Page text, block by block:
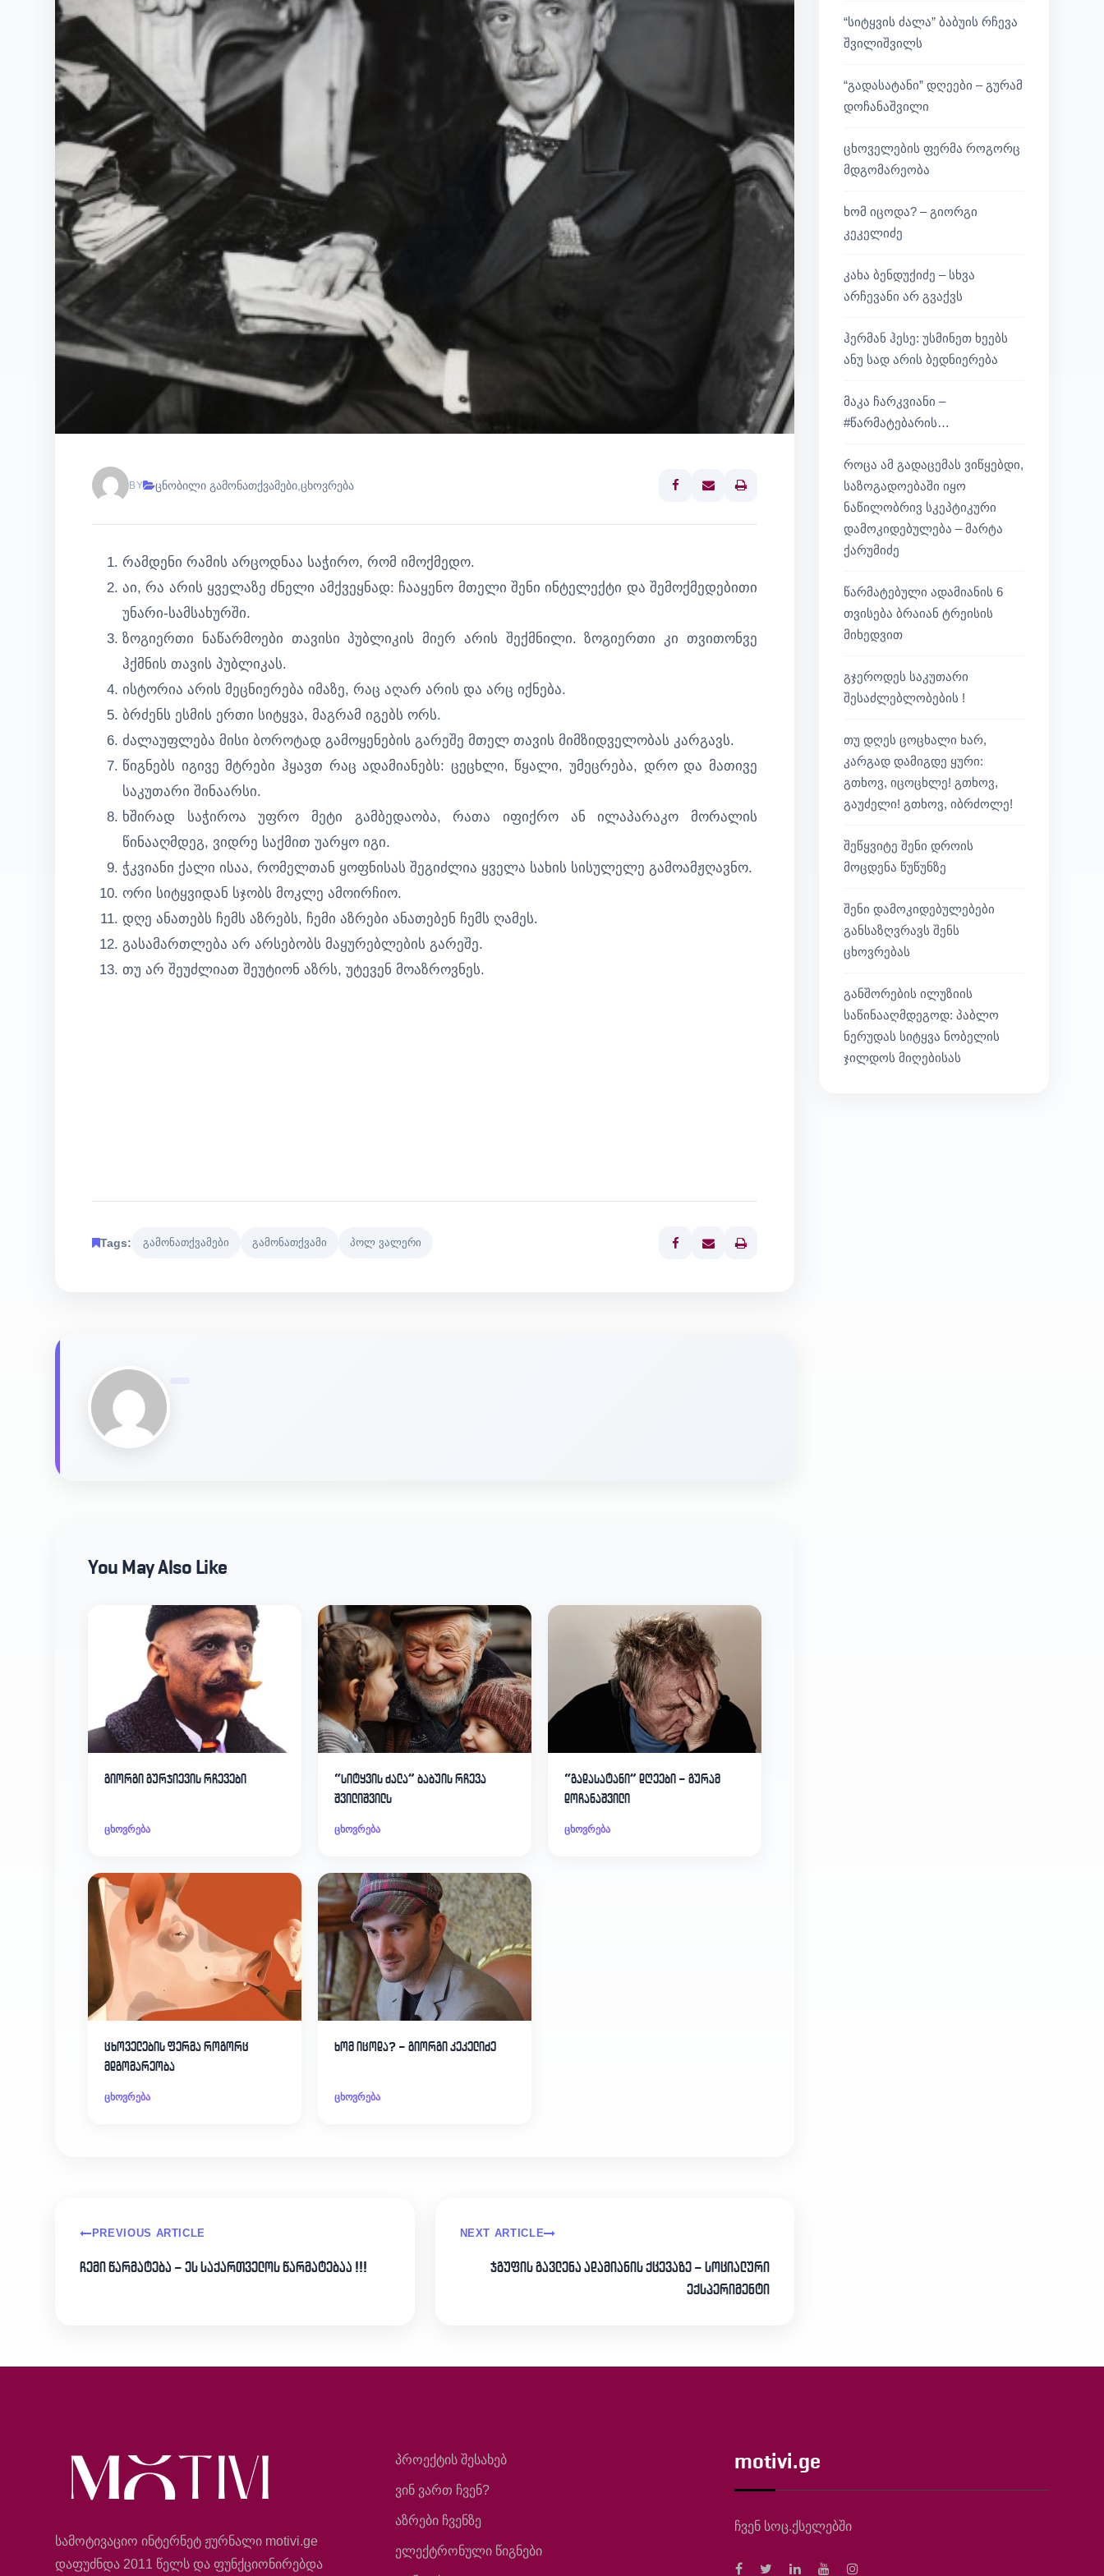
BY ცნობილი გამონათქვამები ცხოვრება
Print
რამდენი რამის არცოდნაა საჭირო, რომ იმოქმედო.
აი, რა არის ყველაზე ძნელი ამქვეყნად: ჩააყენო მთელი შენი ინტელექტი და შემოქმედებითი
უნარი-სამსახურში.
ზოგიერთი ნაწარმოები თავისი პუბლიკის მიერ არის შექმნილი. ზოგიერთი კი თვითონვე
ჰქმნის თავის პუბლიკას.
ისტორია არის მეცნიერება იმაზე, რაც აღარ არის და არც იქნება.
ბრძენს ესმის ერთი სიტყვა, მაგრამ იგებს ორს.
ძალაუფლება მისი ბოროტად გამოყენების გარეშე მთელ თავის მიმზიდველობას კარგავს.
წიგნებს იგივე მტრები ჰყავთ რაც ადამიანებს: ცეცხლი, წყალი, უმეცრება, დრო და მათივე
საკუთარი შინაარსი.
ხშირად საჭიროა უფრო მეტი გამბედაობა, რათა იფიქრო ან ილაპარაკო მორალის
წინააღმდეგ, ვიდრე საქმით უარყო იგი.
ჭკვიანი ქალი ისაა, რომელთან ყოფნისას შეგიძლია ყველა სახის სისულელე გამოამჟღავნო.
ორი სიტყვიდან სჯობს მოკლე ამოირჩიო.
დღე ანათებს ჩემს აზრებს, ჩემი აზრები ანათებენ ჩემს ღამეს.
გასამართლება არ არსებობს მაყურებლების გარეშე.
თუ არ შეუძლიათ შეუტიონ აზრს, უტევენ მოაზროვნეს.
Tags: გამონათქვამები გამონათქვამი პოლ ვალერი
Print
You May Also Like
გიორგი გურჯიევის რჩევები
ცხოვრება
“სიტყვის ძალა” ბაბუის რჩევა
შვილიშვილს
ცხოვრება
“გადასატანი” დღეები – გურამ
დოჩანაშვილი
ცხოვრება
ცხოველების ფერმა როგორც
მდგომარეობა
ცხოვრება
ხომ იცოდა? – გიორგი კეკელიძე
ცხოვრება
PREVIOUS ARTICLE
ჩემი წარმატება – ეს საქართველოს წარმატებაა !!!
NEXT ARTICLE
ჯგუფის გავლენა ადამიანის ქცევაზე – სოციალური
ექსპერიმენტი
“სიტყვის ძალა” ბაბუის რჩევა
შვილიშვილს
“გადასატანი” დღეები – გურამ
დოჩანაშვილი
ცხოველების ფერმა როგორც
მდგომარეობა
ხომ იცოდა? – გიორგი
კეკელიძე
კახა ბენდუქიძე – სხვა
არჩევანი არ გვაქვს
ჰერმან ჰესე: უსმინეთ ხეებს
ანუ სად არის ბედნიერება
მაკა ჩარკვიანი –
#წარმატებარის…
როცა ამ გადაცემას ვიწყებდი,
საზოგადოებაში იყო
ნაწილობრივ სკეპტიკური
დამოკიდებულება – მარტა
ქარუმიძე
წარმატებული ადამიანის 6
თვისება ბრაიან ტრეისის
მიხედვით
გჯეროდეს საკუთარი
შესაძლებლობების !
თუ დღეს ცოცხალი ხარ,
კარგად დამიგდე ყური:
გთხოვ, იცოცხლე! გთხოვ,
გაუძელი! გთხოვ, იბრძოლე!
შეწყვიტე შენი დროის
მოცდენა წუწუნზე
შენი დამოკიდებულებები
განსაზღვრავს შენს
ცხოვრებას
განშორების ილუზიის
საწინააღმდეგოდ: პაბლო
ნერუდას სიტყვა ნობელის
ჯილდოს მიღებისას
სამოტივაციო ინტერნეტ ჟურნალი motivi.ge
დაფუძნდა 2011 წელს და ფუნქციონირებდა
პროექტის შესახებ
ვინ ვართ ჩვენ?
აზრები ჩვენზე
ელექტრონული წიგნები
motivi.ge
ჩვენ სოც.ქსელებში